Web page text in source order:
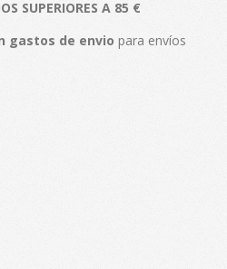
SUPERIORES A 85 €
gastos de envio para envíos